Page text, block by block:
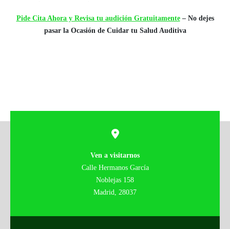
Pide Cita Ahora y Revisa tu audición Gratuitamente– No dejes
pasar la Ocasión de Cuidar tu Salud Auditiva
Ven a visitarnos
Calle Hermanos García
Noblejas 158
Madrid, 28037